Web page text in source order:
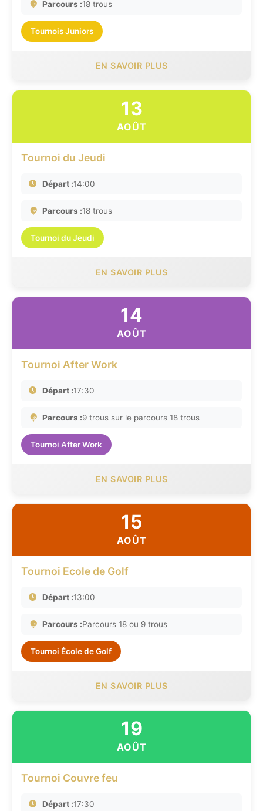
Parcours :18 trous
Tournois Juniors
EN SAVOIR PLUS
13
AOÛT
Tournoi du Jeudi
Départ :14:00
Parcours :18 trous
Tournoi du Jeudi
EN SAVOIR PLUS
14
AOÛT
Tournoi After Work
Départ :17:30
Parcours :9 trous sur le parcours 18 trous
Tournoi After Work
EN SAVOIR PLUS
15
AOÛT
Tournoi Ecole de Golf
Départ :13:00
Parcours :Parcours 18 ou 9 trous
Tournoi École de Golf
EN SAVOIR PLUS
19
AOÛT
Tournoi Couvre feu
Départ :17:30